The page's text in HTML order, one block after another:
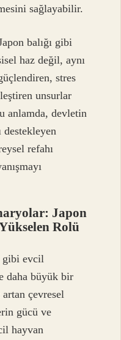
sağlayabilir.
balığı gibi
haz değil, aynı
stres
unsurlar
anlamda, devletin
refahı
Japon
Rolü
gibi evcil
daha büyük bir
çevresel
gücü ve
hayvan